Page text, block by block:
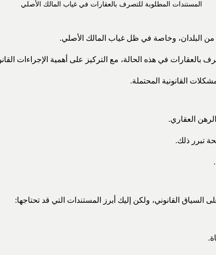
المستندات المطلوبة للتصرف بالعقارات في غياب المالك الأصلي
من البلدان، وخاصة في ظل غياب المالك الأصلي.
في هذه الحالة، مع التركيز على أهمية الإجراءات
القانونية المحتملة.
العقاري.
تبرر ذلك.
القانوني، ولكن إليك أبرز المستندات التي قد تحتاجها: